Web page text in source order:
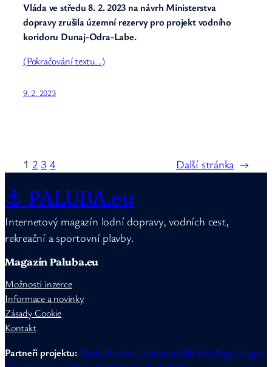
Vláda ve středu 8. 2. 2023 na návrh Ministerstva
dopravy zrušila územní rezervy pro projekt vodního
koridoru Dunaj-Odra-Labe.
(Pokračování textu…)
9. 2. 2023
1 2 3 4 Další stránka →
⚓ PALUBA.eu
Internetový magazín lodní dopravy, vodních cest,
rekreační a sportovní plavby.
Magazín Paluba.eu
Možnosti inzerce
Informace a novinky
Zásady Cookie
Kontakt
Partneři projektu: Plavby Prahou, Moldauschifffahrt Prag, Prague